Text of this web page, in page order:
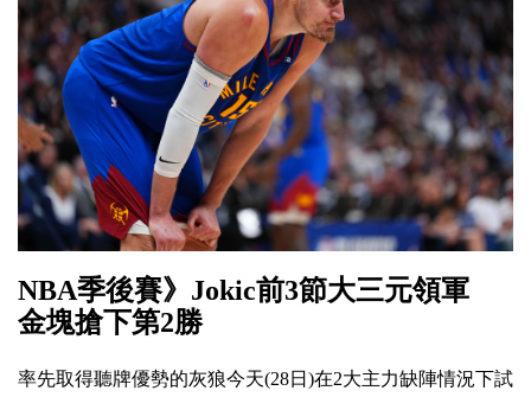
NBA季後賽》Jokic前3節大三元領軍
金塊搶下第2勝
率先取得聽牌優勢的灰狼今天(28日)在2大主力缺陣情況下試